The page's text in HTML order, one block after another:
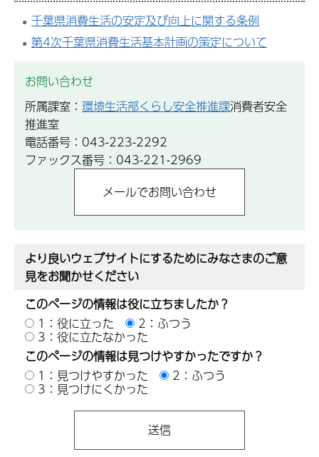
千葉県消費生活の安定及び向上に関する条例
第4次千葉県消費生活基本計画の策定について
お問い合わせ
所属課室： 環境生活部くらし安全推進課消費者安全
推進室
電話番号：043-223-2292
ファックス番号：043-221-2969
より良いウェブサイトにするためにみなさまのご意
見をお聞かせください
このページの情報は役に立ちましたか？
1：役に立った
2：ふつう
3：役に立たなかった
このページの情報は見つけやすかったですか？
1：見つけやすかった
2：ふつう
3：見つけにくかった